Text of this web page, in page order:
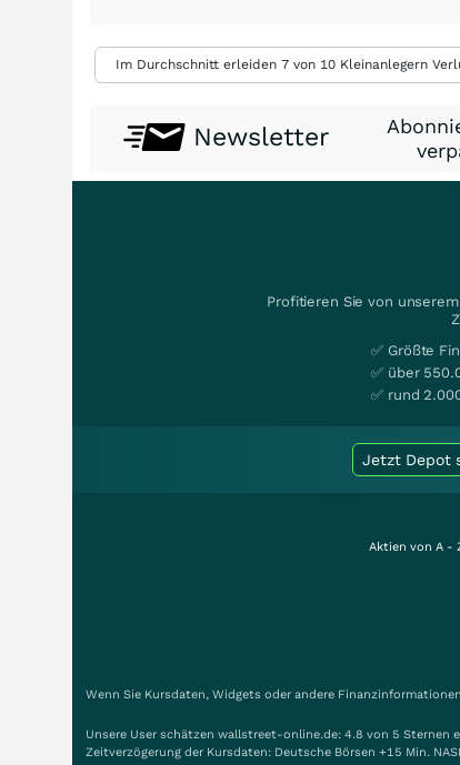
Im Durchschnitt erleiden 7 von 10 Kleinanlegern
Newsletter
Profitieren Sie von
✅ Größte
✅ über
✅ rund
Jetzt Depot
Aktien von A -
Wenn Sie Kursdaten, Widgets oder andere
Unsere User schätzen wallstreet-online.de: 4.8 von 5
Zeitverzögerung der Kursdaten: Deutsche Börsen +15 Min.